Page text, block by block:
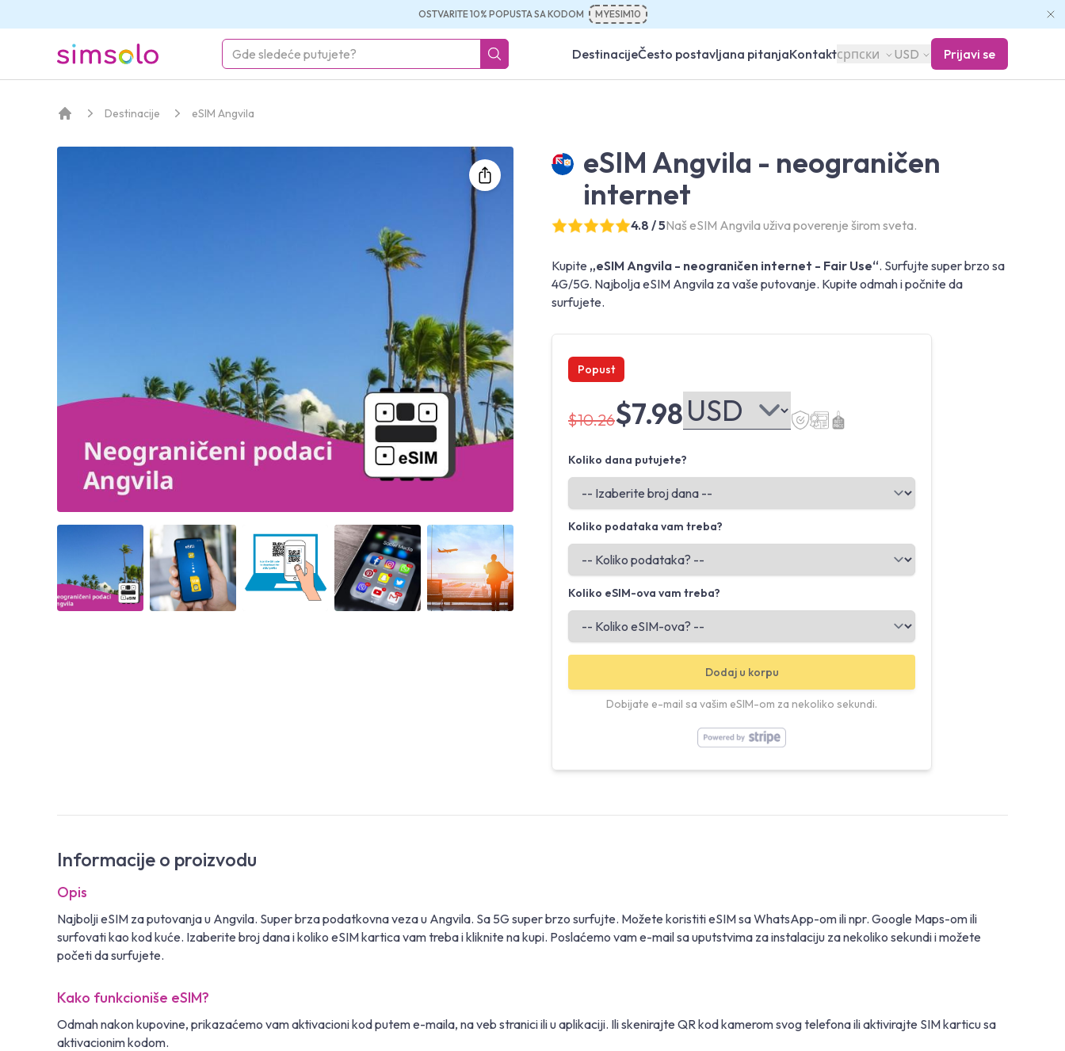
OSTVARITE 10% POPUSTA SA KODOM MYESIM10
simsolo DestinacijeČesto postavljana pitanjaKontaktсрпски USD Prijavi se
Destinacije eSIM Angvila
Angled view Angled view Angled view Angled view Angled view
eSIM Angvila - neograničen
internet
4.8 / 5Naš eSIM Angvila uživa poverenje širom sveta.
Kupite „eSIM Angvila - neograničen internet - Fair Use“. Surfujte super brzo sa
4G/5G. Najbolja eSIM Angvila za vaše putovanje. Kupite odmah i počnite da
surfujete.
Popust
$10.26$7.98
Koliko dana putujete?
Koliko podataka vam treba?
Koliko eSIM-ova vam treba?
Dodaj u korpu
Dobijate e-mail sa vašim eSIM-om za nekoliko sekundi.
Informacije o proizvodu
Opis
Najbolji eSIM za putovanja u Angvila. Super brza podatkovna veza u Angvila. Sa 5G super brzo surfujte. Možete koristiti eSIM sa WhatsApp-om ili npr. Google Maps-om ili
surfovati kao kod kuće. Izaberite broj dana i koliko eSIM kartica vam treba i kliknite na kupi. Poslaćemo vam e-mail sa uputstvima za instalaciju za nekoliko sekundi i možete
početi da surfujete.
Kako funkcioniše eSIM?
Odmah nakon kupovine, prikazaćemo vam aktivacioni kod putem e-maila, na veb stranici ili u aplikaciji. Ili skenirajte QR kod kamerom svog telefona ili aktivirajte SIM karticu sa
aktivacionim kodom.